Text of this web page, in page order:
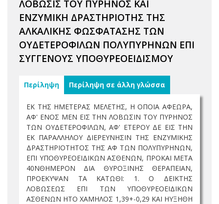
ΛΟΒΩΣΙΣ ΤΟΥ ΠΥΡΗΝΟΣ ΚΑΙ
ΕΝΖΥΜΙΚΗ ΔΡΑΣΤΗΡΙΟΤΗΣ ΤΗΣ
ΑΛΚΑΛΙΚΗΣ ΦΩΣΦΑΤΑΣΗΣ ΤΩΝ
ΟΥΔΕΤΕΡΟΦΙΛΩΝ ΠΟΛΥΠΥΡΗΝΩΝ ΕΠΙ
ΣΥΓΓΕΝΟΥΣ ΥΠΟΘΥΡΕΟΕΙΔΙΣΜΟΥ
Περίληψη Περίληψη σε άλλη γλώσσα
ΕΚ ΤΗΣ ΗΜΕΤΕΡΑΣ ΜΕΛΕΤΗΣ, Η ΟΠΟΙΑ ΑΦΕΩΡΑ,
ΑΦ' ΕΝΟΣ ΜΕΝ ΕΙΣ ΤΗΝ ΛΟΒΩΣΙΝ ΤΟΥ ΠΥΡΗΝΟΣ
ΤΩΝ ΟΥΔΕΤΕΡΟΦΙΛΩΝ, ΑΦ' ΕΤΕΡΟΥ ΔΕ ΕΙΣ ΤΗΝ
ΕΚ ΠΑΡΑΛΛΗΛΟΥ ΔΙΕΡΕΥΝΗΣΙΝ ΤΗΣ ΕΝΖΥΜΙΚΗΣ
ΔΡΑΣΤΗΡΙΟΤΗΤΟΣ ΤΗΣ ΑΦ ΤΩΝ ΠΟΛΥΠΥΡΗΝΩΝ,
ΕΠΙ ΥΠΟΘΥΡΕΟΕΙΔΙΚΩΝ ΑΣΘΕΝΩΝ, ΠΡΟΚΑΙ ΜΕΤΑ
40ΝΘΗΜΕΡΟΝ ΔΙΑ ΘΥΡΟΞΙΝΗΣ ΘΕΡΑΠΕΙΑΝ,
ΠΡΟΕΚΥΨΑΝ ΤΑ ΚΑΤΩΘΙ: 1. Ο ΔΕΙΚΤΗΣ
ΛΟΒΩΣΕΩΣ ΕΠΙ ΤΩΝ ΥΠΟΘΥΡΕΟΕΙΔΙΚΩΝ
ΑΣΘΕΝΩΝ ΗΤΟ ΧΑΜΗΛΟΣ 1,39+-0,29 ΚΑΙ ΗΥΞΗΘΗ